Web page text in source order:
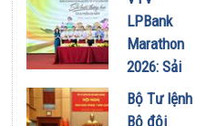
Hơn” lần
thứ 5 để
khuyến
khích mọi
người trở
Biên tập
Tạp chí
Doanh
Đầu tư
LPBank
Marathon
2026: Sải
bước qua
miền Di
Bộ Tư lệnh
Bộ đội